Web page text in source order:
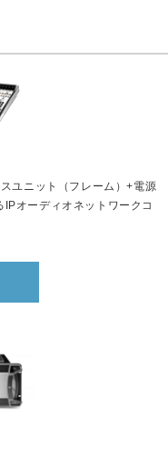
ユニット（フレーム）+電源
オーディオネットワークコ